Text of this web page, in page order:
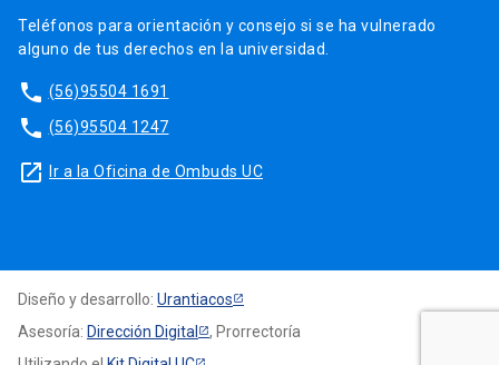
Teléfonos para orientación y consejo si se ha vulnerado
alguno de tus derechos en la universidad.
phone (56)95504 1691
phone (56)95504 1247
launch Ir a la Oficina de Ombuds UC
Diseño y desarrollo: Urantiacos
Asesoría: Dirección Digital
, Prorrectoría